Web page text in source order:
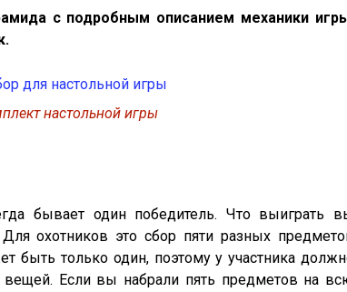
с подробным описанием механики
настольной игры
бывает один победитель. Что выиграть
охотников это сбор пяти разных
быть только один, поэтому у участника
вещей. Если вы набрали пять предметов на